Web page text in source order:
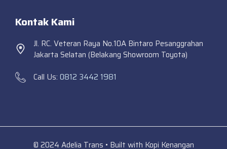
Kontak Kami
Jl. RC. Veteran Raya No.10A Bintaro Pesanggrahan
Jakarta Selatan (Belakang Showroom Toyota)
Call Us: 0812 3442 1981
© 2024 Adelia Trans • Built with Kopi Kenangan